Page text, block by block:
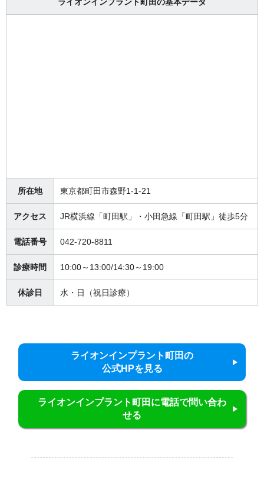
ライオンインプラント町田の基本データ
所在地 東京都町田市森野1-1-21
アクセス JR横浜線「町田駅」・小田急線「町田駅」徒歩5分
電話番号 042-720-8811
診療時間 10:00～13:00/14:30～19:00
休診日 水・日（祝日診療）
ライオンインプラント町田の
公式HPを見る
ライオンインプラント町田に電話で問い合わ
せる